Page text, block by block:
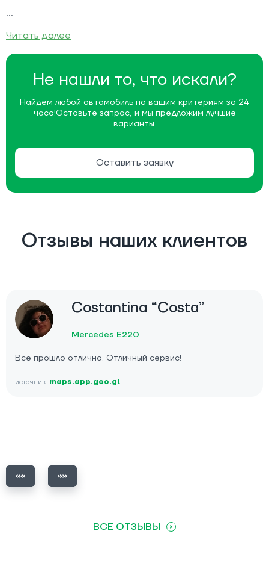
Не нашли то, что искали?
Найдем любой автомобиль по вашим критериям за 24
часа!Оставьте запрос, и мы предложим лучшие
варианты.
Оставить заявку
Читать далее
Отзывы наших клиентов
Costantina “Costa”
Mercedes E220
Все прошло отлично. Отличный сервис!
источник: maps.app.goo.gl
ВСЕ ОТЗЫВЫ